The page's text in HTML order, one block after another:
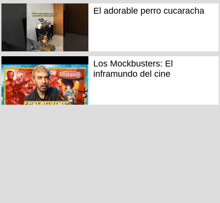
El adorable perro cucaracha
Los Mockbusters: El
inframundo del cine